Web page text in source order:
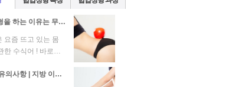
힙업성형을 하는 이유는 무엇일까?
요즘 뜨고 있는 몸
한 수식어 ! 바로
야기를 해보려고 수술시 유의사항 | 지방 이식의 경우 생착률은 개인마다 다르므로 생착률을 높이는 것이 중요